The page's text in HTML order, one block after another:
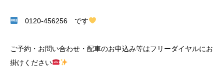
0120-456256 です
ご予約・お問い合わせ・配車のお申込み等はフリーダイヤルにお
掛けください